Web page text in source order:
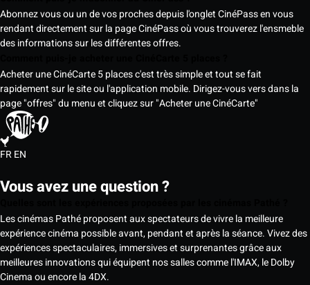
Abonnez vous ou un de vos proches depuis l'onglet CinéPass en vous
rendant directement sur la page CinéPass où vous trouverez l'ensmeble
des informations sur les différentes offres.
Acheter une CinéCarte 5 places c'est très simple et tout se fait
rapidement sur le site ou l'application mobile. Dirigez-vous vers dans la
page "offres" du menu et cliquez sur "Acheter une CinéCarte"
FREN
Vous avez une question ?
Les cinémas Pathé proposent aux spectateurs de vivre la meilleure
expérience cinéma possible avant, pendant et après la séance. Vivez des
expériences spectaculaires, immersives et surprenantes grâce aux
meilleures innovations qui équipent nos salles comme l'IMAX, le Dolby
Cinema ou encore la 4DX.